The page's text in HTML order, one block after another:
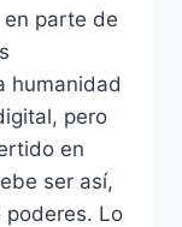
parte de
humanidad
pero
en
ser así,
poderes. Lo